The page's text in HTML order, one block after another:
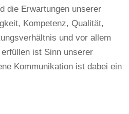
die Erwartungen unserer
Kompetenz, Qualität,
und vor allem
ist Sinn unserer
Kommunikation ist dabei ein